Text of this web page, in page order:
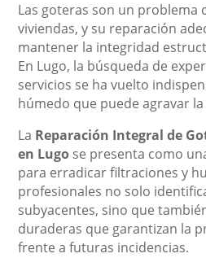
Las goteras son un problema
viviendas, y su reparación
mantener la integridad
En Lugo, la búsqueda de
servicios se ha vuelto
húmedo que puede agravar
La Reparación Integral de
en Lugo se presenta como
para erradicar filtraciones y
profesionales no solo
subyacentes, sino que
duraderas que garantizan la
frente a futuras incidencias.